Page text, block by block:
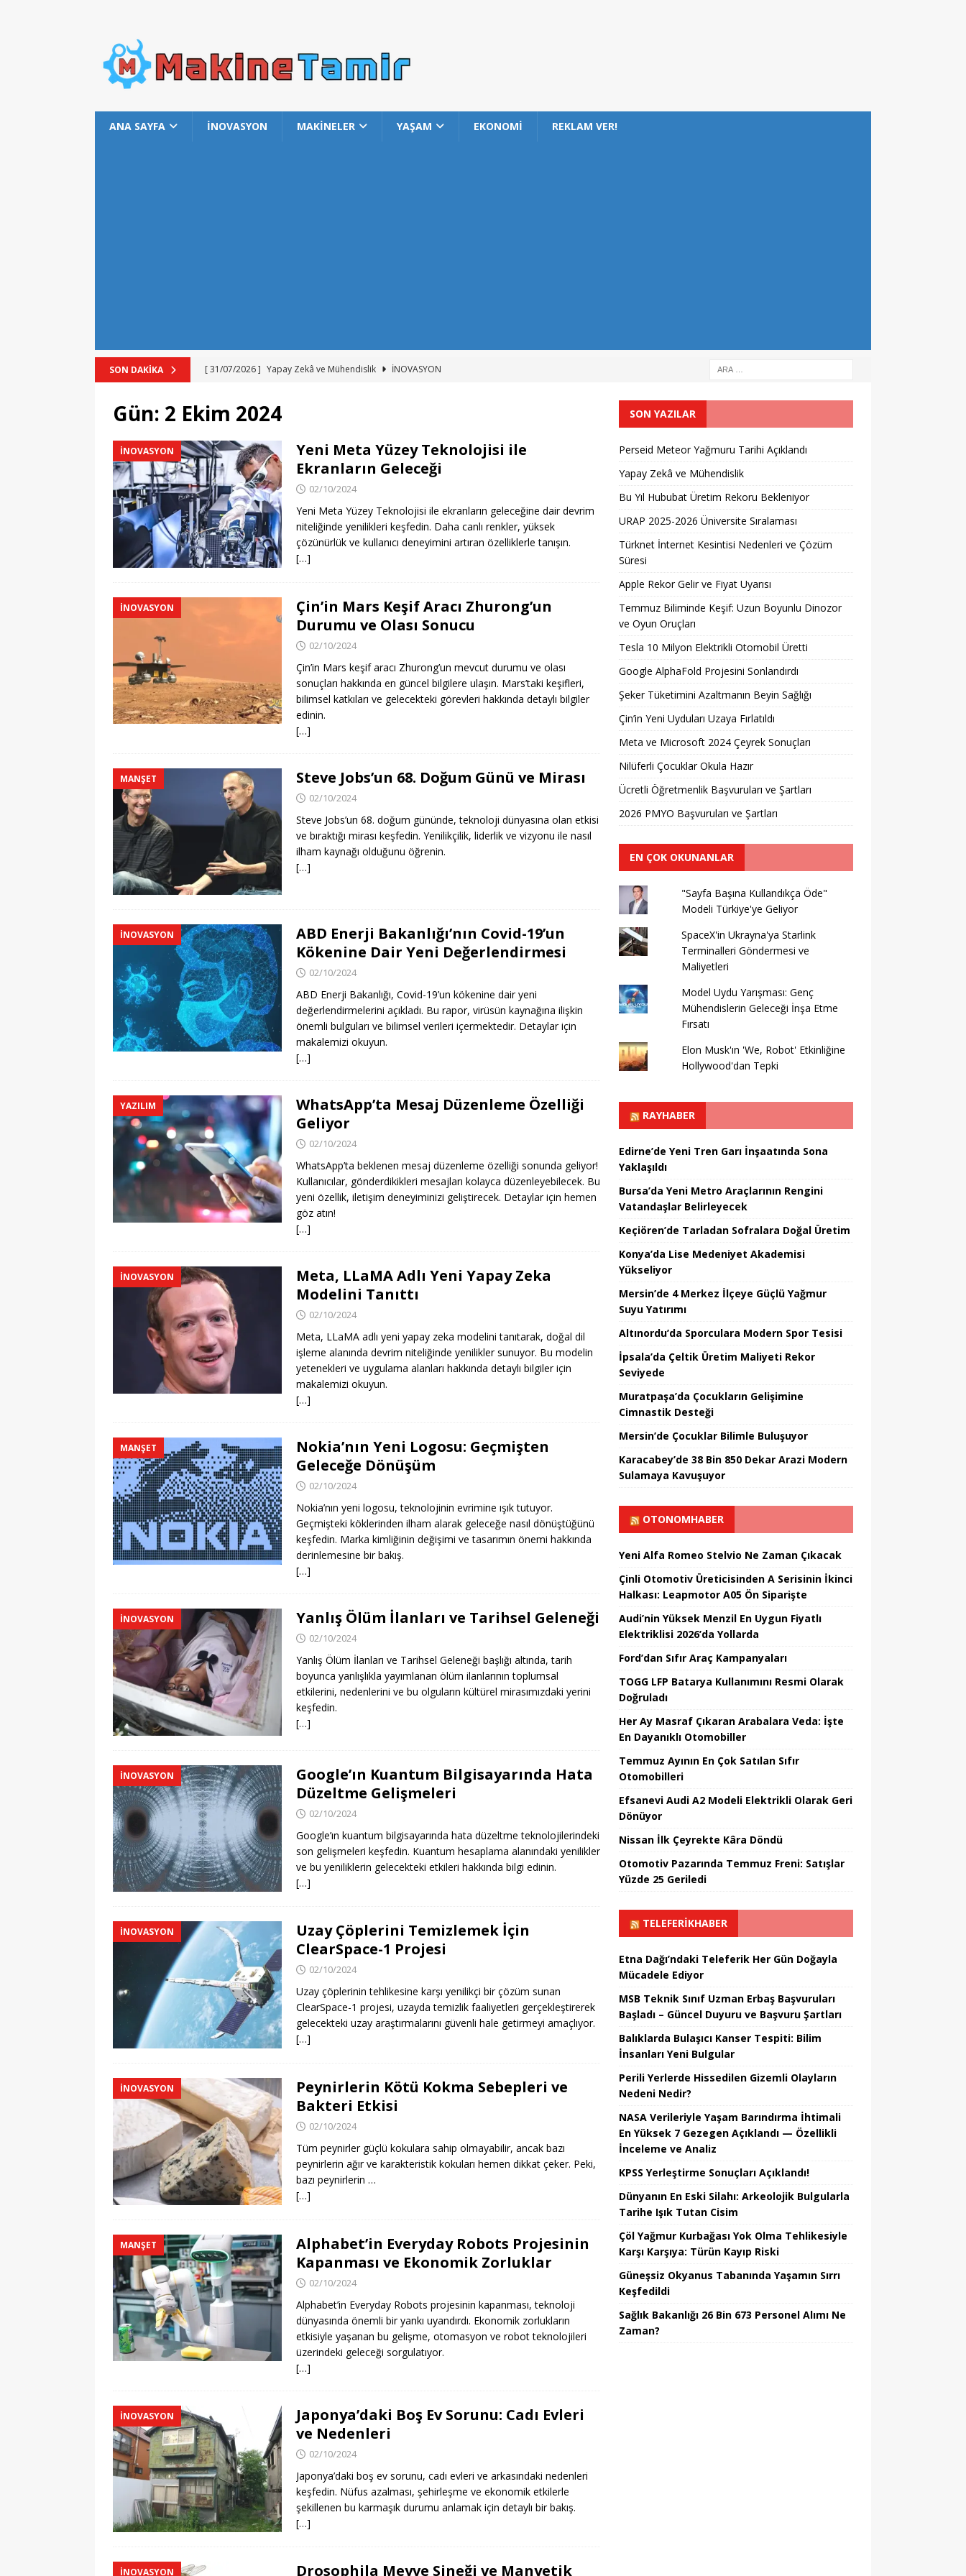
ANA SAYFA İNOVASYON MAKİNELER YAŞAM EKONOMİ REKLAM VER!
SON DAKIKA [ 31/07/2026 ] Yapay Zekâ ve Mühendislik
İNOVASYON
[ 31/07/2026 ] URAP 2025-2026 Üniversite Sıralaması
[ 01/08/2026 ] Perseid Meteor Yağmuru Tarihi Açıklandı İNOVASYON
Gün: 2 Ekim 2024
İNOVASYON
Yeni Meta Yüzey Teknolojisi ile
Ekranların Geleceği
02/10/2024
Yeni Meta Yüzey Teknolojisi ile ekranların geleceğine dair devrim
niteliğinde yenilikleri keşfedin. Daha canlı renkler, yüksek
çözünürlük ve kullanıcı deneyimini artıran özelliklerle tanışın.
[…]
İNOVASYON
Çin’in Mars Keşif Aracı Zhurong’un
Durumu ve Olası Sonucu
02/10/2024
Çin’in Mars keşif aracı Zhurong’un mevcut durumu ve olası
sonuçları hakkında en güncel bilgilere ulaşın. Mars’taki keşifleri,
bilimsel katkıları ve gelecekteki görevleri hakkında detaylı bilgiler
edinin.
[…]
MANŞET Steve Jobs’un 68. Doğum Günü ve Mirası
02/10/2024
Steve Jobs’un 68. doğum gününde, teknoloji dünyasına olan etkisi
ve bıraktığı mirası keşfedin. Yenilikçilik, liderlik ve vizyonu ile nasıl
ilham kaynağı olduğunu öğrenin.
[…]
İNOVASYON
ABD Enerji Bakanlığı’nın Covid-19’un
Kökenine Dair Yeni Değerlendirmesi
02/10/2024
ABD Enerji Bakanlığı, Covid-19’un kökenine dair yeni
değerlendirmelerini açıkladı. Bu rapor, virüsün kaynağına ilişkin
önemli bulguları ve bilimsel verileri içermektedir. Detaylar için
makalemizi okuyun.
[…]
YAZILIM
WhatsApp’ta Mesaj Düzenleme Özelliği
Geliyor
02/10/2024
WhatsApp’ta beklenen mesaj düzenleme özelliği sonunda geliyor!
Kullanıcılar, gönderdikikleri mesajları kolayca düzenleyebilecek. Bu
yeni özellik, iletişim deneyiminizi geliştirecek. Detaylar için hemen
göz atın!
[…]
İNOVASYON
Meta, LLaMA Adlı Yeni Yapay Zeka
Modelini Tanıttı
02/10/2024
Meta, LLaMA adlı yeni yapay zeka modelini tanıtarak, doğal dil
işleme alanında devrim niteliğinde yenilikler sunuyor. Bu modelin
yetenekleri ve uygulama alanları hakkında detaylı bilgiler için
makalemizi okuyun.
[…]
MANŞET
Nokia’nın Yeni Logosu: Geçmişten
Geleceğe Dönüşüm
02/10/2024
Nokia’nın yeni logosu, teknolojinin evrimine ışık tutuyor.
Geçmişteki köklerinden ilham alarak geleceğe nasıl dönüştüğünü
keşfedin. Marka kimliğinin değişimi ve tasarımın önemi hakkında
derinlemesine bir bakış.
[…]
İNOVASYON Yanlış Ölüm İlanları ve Tarihsel Geleneği
02/10/2024
Yanlış Ölüm İlanları ve Tarihsel Geleneği başlığı altında, tarih
boyunca yanlışlıkla yayımlanan ölüm ilanlarının toplumsal
etkilerini, nedenlerini ve bu olguların kültürel mirasımızdaki yerini
keşfedin.
[…]
İNOVASYON
Google’ın Kuantum Bilgisayarında Hata
Düzeltme Gelişmeleri
02/10/2024
Google’ın kuantum bilgisayarında hata düzeltme teknolojilerindeki
son gelişmeleri keşfedin. Kuantum hesaplama alanındaki yenilikler
ve bu yeniliklerin gelecekteki etkileri hakkında bilgi edinin.
[…]
İNOVASYON
Uzay Çöplerini Temizlemek İçin
ClearSpace-1 Projesi
02/10/2024
Uzay çöplerinin tehlikesine karşı yenilikçi bir çözüm sunan
ClearSpace-1 projesi, uzayda temizlik faaliyetleri gerçekleştirerek
gelecekteki uzay araştırmalarını güvenli hale getirmeyi amaçlıyor.
[…]
İNOVASYON
Peynirlerin Kötü Kokma Sebepleri ve
Bakteri Etkisi
02/10/2024
Tüm peynirler güçlü kokulara sahip olmayabilir, ancak bazı
peynirlerin ağır ve karakteristik kokuları hemen dikkat çeker. Peki,
bazı peynirlerin …
[…]
MANŞET
Alphabet’in Everyday Robots Projesinin
Kapanması ve Ekonomik Zorluklar
02/10/2024
Alphabet’in Everyday Robots projesinin kapanması, teknoloji
dünyasında önemli bir yankı uyandırdı. Ekonomik zorlukların
etkisiyle yaşanan bu gelişme, otomasyon ve robot teknolojileri
üzerindeki geleceği sorgulatıyor.
[…]
İNOVASYON
Japonya’daki Boş Ev Sorunu: Cadı Evleri
ve Nedenleri
02/10/2024
Japonya’daki boş ev sorunu, cadı evleri ve arkasındaki nedenleri
keşfedin. Nüfus azalması, şehirleşme ve ekonomik etkilerle
şekillenen bu karmaşık durumu anlamak için detaylı bir bakış.
[…]
İNOVASYON Drosophila Meyve Sineği ve Manyetik
SON YAZILAR
Perseid Meteor Yağmuru Tarihi Açıklandı
Yapay Zekâ ve Mühendislik
Bu Yıl Hububat Üretim Rekoru Bekleniyor
URAP 2025-2026 Üniversite Sıralaması
Türknet İnternet Kesintisi Nedenleri ve Çözüm
Süresi
Apple Rekor Gelir ve Fiyat Uyarısı
Temmuz Biliminde Keşif: Uzun Boyunlu Dinozor
ve Oyun Oruçları
Tesla 10 Milyon Elektrikli Otomobil Üretti
Google AlphaFold Projesini Sonlandırdı
Şeker Tüketimini Azaltmanın Beyin Sağlığı
Çin’in Yeni Uyduları Uzaya Fırlatıldı
Meta ve Microsoft 2024 Çeyrek Sonuçları
Nilüferli Çocuklar Okula Hazır
Ücretli Öğretmenlik Başvuruları ve Şartları
2026 PMYO Başvuruları ve Şartları
EN ÇOK OKUNANLAR
"Sayfa Başına Kullandıkça Öde"
Modeli Türkiye'ye Geliyor
SpaceX'in Ukrayna'ya Starlink
Terminalleri Göndermesi ve
Maliyetleri
Model Uydu Yarışması: Genç
Mühendislerin Geleceği İnşa Etme
Fırsatı
Elon Musk'ın 'We, Robot' Etkinliğine
Hollywood'dan Tepki
RAYHABER
Edirne’de Yeni Tren Garı İnşaatında Sona
Yaklaşıldı
Bursa’da Yeni Metro Araçlarının Rengini
Vatandaşlar Belirleyecek
Keçiören’de Tarladan Sofralara Doğal Üretim
Konya’da Lise Medeniyet Akademisi
Yükseliyor
Mersin’de 4 Merkez İlçeye Güçlü Yağmur
Suyu Yatırımı
Altınordu’da Sporculara Modern Spor Tesisi
İpsala’da Çeltik Üretim Maliyeti Rekor
Seviyede
Muratpaşa’da Çocukların Gelişimine
Cimnastik Desteği
Mersin’de Çocuklar Bilimle Buluşuyor
Karacabey’de 38 Bin 850 Dekar Arazi Modern
Sulamaya Kavuşuyor
OTONOMHABER
Yeni Alfa Romeo Stelvio Ne Zaman Çıkacak
Çinli Otomotiv Üreticisinden A Serisinin İkinci
Halkası: Leapmotor A05 Ön Siparişte
Audi’nin Yüksek Menzil En Uygun Fiyatlı
Elektriklisi 2026’da Yollarda
Ford’dan Sıfır Araç Kampanyaları
TOGG LFP Batarya Kullanımını Resmi Olarak
Doğruladı
Her Ay Masraf Çıkaran Arabalara Veda: İşte
En Dayanıklı Otomobiller
Temmuz Ayının En Çok Satılan Sıfır
Otomobilleri
Efsanevi Audi A2 Modeli Elektrikli Olarak Geri
Dönüyor
Nissan İlk Çeyrekte Kâra Döndü
Otomotiv Pazarında Temmuz Freni: Satışlar
Yüzde 25 Geriledi
TELEFERIKHABER
Etna Dağı’ndaki Teleferik Her Gün Doğayla
Mücadele Ediyor
MSB Teknik Sınıf Uzman Erbaş Başvuruları
Başladı – Güncel Duyuru ve Başvuru Şartları
Balıklarda Bulaşıcı Kanser Tespiti: Bilim
İnsanları Yeni Bulgular
Perili Yerlerde Hissedilen Gizemli Olayların
Nedeni Nedir?
NASA Verileriyle Yaşam Barındırma İhtimali
En Yüksek 7 Gezegen Açıklandı — Özellikli
İnceleme ve Analiz
KPSS Yerleştirme Sonuçları Açıklandı!
Dünyanın En Eski Silahı: Arkeolojik Bulgularla
Tarihe Işık Tutan Cisim
Çöl Yağmur Kurbağası Yok Olma Tehlikesiyle
Karşı Karşıya: Türün Kayıp Riski
Güneşsiz Okyanus Tabanında Yaşamın Sırrı
Keşfedildi
Sağlık Bakanlığı 26 Bin 673 Personel Alımı Ne
Zaman?